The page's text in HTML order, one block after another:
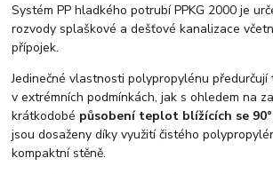
Systém PP hladkého potrubí PPKG 2000 je
rozvody splaškové a dešťové kanalizace
přípojek.
Jedinečné vlastnosti polypropylénu
v extrémních podmínkách, jak s ohledem na
krátkodobé působení teplot blížících se
jsou dosaženy díky využití čistého
kompaktní stěně.